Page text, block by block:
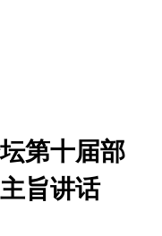
第十届部
旨讲话